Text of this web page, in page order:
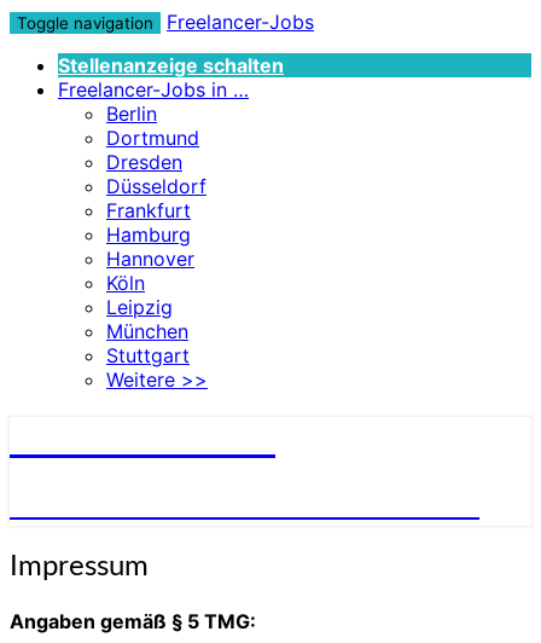
Toggle navigation
Freelancer-Jobs
Stellenanzeige schalten
Freelancer-Jobs in …
Berlin
Dortmund
Dresden
Düsseldorf
Frankfurt
Hamburg
Hannover
Köln
Leipzig
München
Stuttgart
Weitere >>
Impressum
Impressum
Angaben gemäß § 5 TMG: